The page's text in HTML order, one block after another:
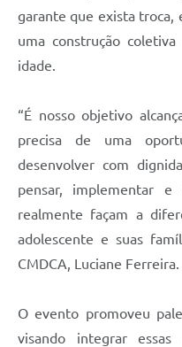
garante que exista troca,
uma construção
idade.
“É nosso objetivo
precisa de uma
desenvolver com
pensar, implementar e
realmente façam a
adolescente e suas
CMDCA, Luciane Ferreira.
O evento promoveu
visando integrar